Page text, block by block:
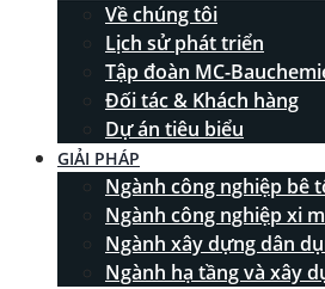
Về chúng tôi
Lịch sử phát triển
Tập đoàn MC-
Đối tác & Khách hàng
Dự án tiêu biểu
GIẢI PHÁP
Ngành công nghiệp bê
Ngành công nghiệp xi
Ngành xây dựng dân
Ngành hạ tầng và xây